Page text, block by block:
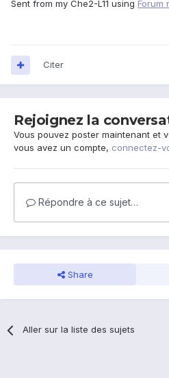
Sent from my Che2-L11 using Forum
Citer
Rejoignez la
Vous pouvez poster maintenant et
vous avez un compte, connectez-
Répondre à ce sujet…
Share
Aller sur la liste des sujets